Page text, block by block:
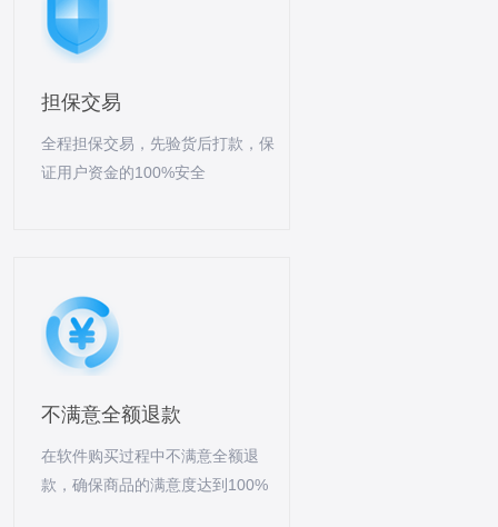
担保交易
全程担保交易，先验货后打款，保
证用户资金的100%安全
不满意全额退款
在软件购买过程中不满意全额退
款，确保商品的满意度达到100%